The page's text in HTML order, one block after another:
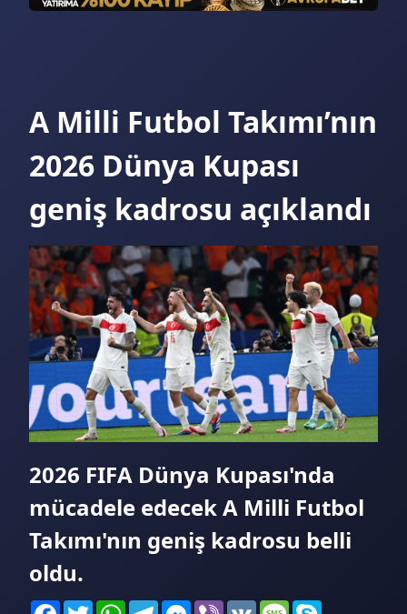
A Milli Futbol Takımı’nın
2026 Dünya Kupası
geniş kadrosu açıklandı
2026 FIFA Dünya Kupası'nda
mücadele edecek A Milli Futbol
Takımı'nın geniş kadrosu belli
oldu.
Facebook
TwitterWhatsApp
TelegramMessenger
ViberVK Message